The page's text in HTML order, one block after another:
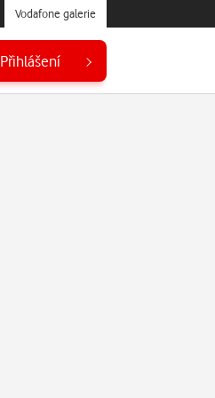
Vodafone galerie
Přihlášení